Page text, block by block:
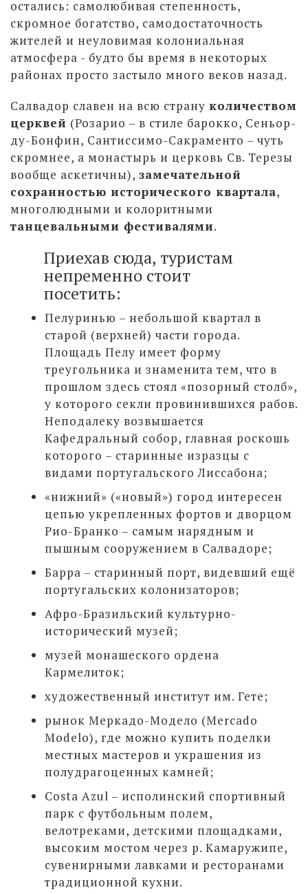
остались: самолюбивая степенность,
скромное богатство, самодостаточность
жителей и неуловимая колониальная
атмосфера - будто бы время в некоторых
районах просто застыло много веков назад.
Салвадор славен на всю страну количеством
церквей (Розариo – в стиле барокко, Сеньор-
ду-Бонфин, Сантиссимо-Сакраменто – чуть
скромнее, а монастырь и церковь Св. Терезы
вообще аскетичны), замечательной
сохранностью исторического квартала,
многолюдными и колоритными
танцевальными фестивалями.
Приехав сюда, туристам
непременно стоит
посетить:
Пелуринью – небольшой квартал в
старой (верхней) части города.
Площадь Пелу имеет форму
треугольника и знаменита тем, что в
прошлом здесь стоял «позорный столб»,
у которого секли провинившихся рабов.
Неподалеку возвышается
Кафедральный собор, главная роскошь
которого – старинные изразцы с
видами португальского Лиссабона;
«нижний» («новый») город интересен
цепью укрепленных фортов и дворцом
Рио-Бранко – самым нарядным и
пышным сооружением в Салвадоре;
Барра – старинный порт, видевший ещё
португальских колонизаторов;
Афро-Бразильский культурно-
исторический музей;
музей монашеского ордена
Кармелиток;
художественный институт им. Гете;
рынок Меркадо-Модело (Mercado
Modelo), где можно купить поделки
местных мастеров и украшения из
полудрагоценных камней;
Costa Azul – исполинский спортивный
парк с футбольным полем,
велотреками, детскими площадками,
высоким мостом через р. Камаружипе,
сувенирными лавками и ресторанами
традиционной кухни.